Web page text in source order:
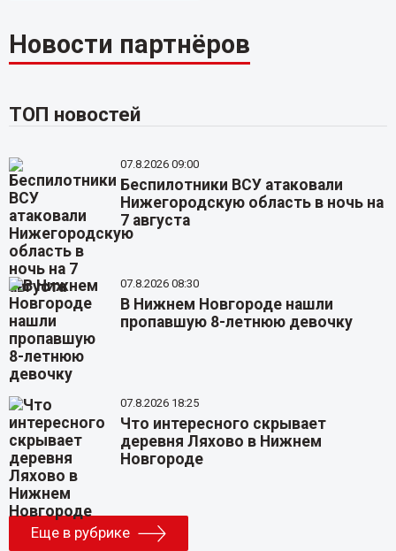
Новости партнёров
ТОП новостей
07.8.2026 09:00
Беспилотники ВСУ атаковали
Нижегородскую область в ночь на
7 августа
07.8.2026 08:30
В Нижнем Новгороде нашли
пропавшую 8-летнюю девочку
07.8.2026 18:25
Что интересного скрывает
деревня Ляхово в Нижнем
Новгороде
Еще в рубрике